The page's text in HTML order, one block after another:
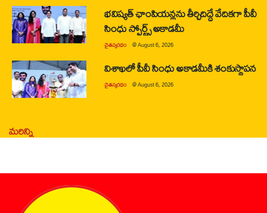
భవిష్యత్ ఛాంపియన్లను తీర్చిదిద్దే వేదికగా పీవీ
సింధు స్పోర్ట్స్ అకాడమీ
చైతన్యరధం @August 6, 2026
విశాఖలో పీవీ సింధు అకాడమీకి శంకుస్థాపన
చైతన్యరధం @August 6, 2026
మరిన్ని